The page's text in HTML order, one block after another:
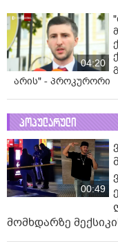
04:20
არის" - პროკურორი
პოპულარული
00:49
მომხდარზე